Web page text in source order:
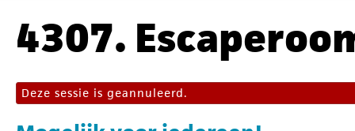
4307.
Deze sessie is geannuleerd.